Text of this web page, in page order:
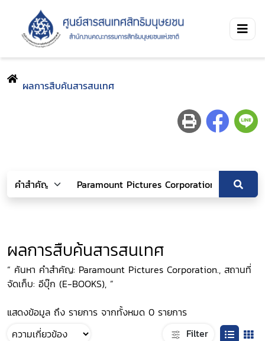
ผลการสืบค้นสารสนเทศ
ผลการสืบค้นสารสนเทศ
“ ค้นหา คำสำคัญ: Paramount Pictures Corporation., สถานที่
จัดเก็บ: อีบุ๊ก (E-BOOKS), ”
แสดงข้อมูล ถึง รายการ จากทั้งหมด 0 รายการ
Filter